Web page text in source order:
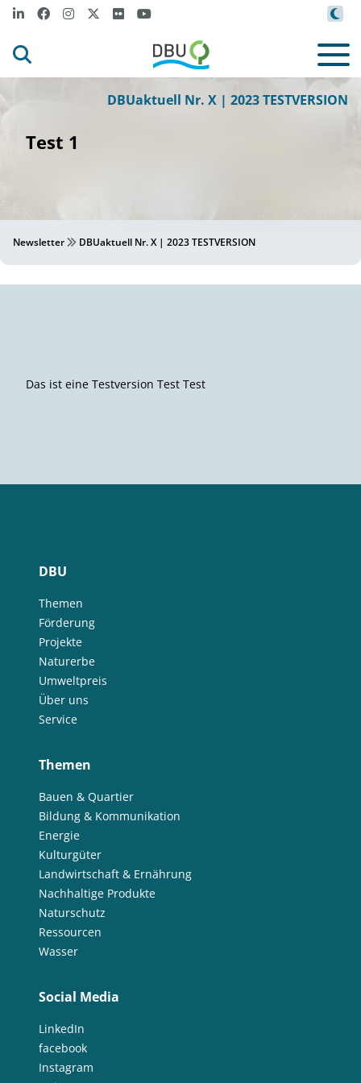
©
Fr
anz G
raf
von Pl
et
tenberg/
Bundes
fors
DBUaktuell Nr. X | 2023 TESTVERSION
Test 1
Newsletter DBUaktuell Nr. X | 2023 TESTVERSION
Das ist eine Testversion Test Test
DBU
Themen
Förderung
Projekte
Naturerbe
Umweltpreis
Über uns
Service
Themen
Bauen & Quartier
Bildung & Kommunikation
Energie
Kulturgüter
Landwirtschaft & Ernährung
Nachhaltige Produkte
Naturschutz
Ressourcen
Wasser
Social Media
LinkedIn
facebook
Instagram